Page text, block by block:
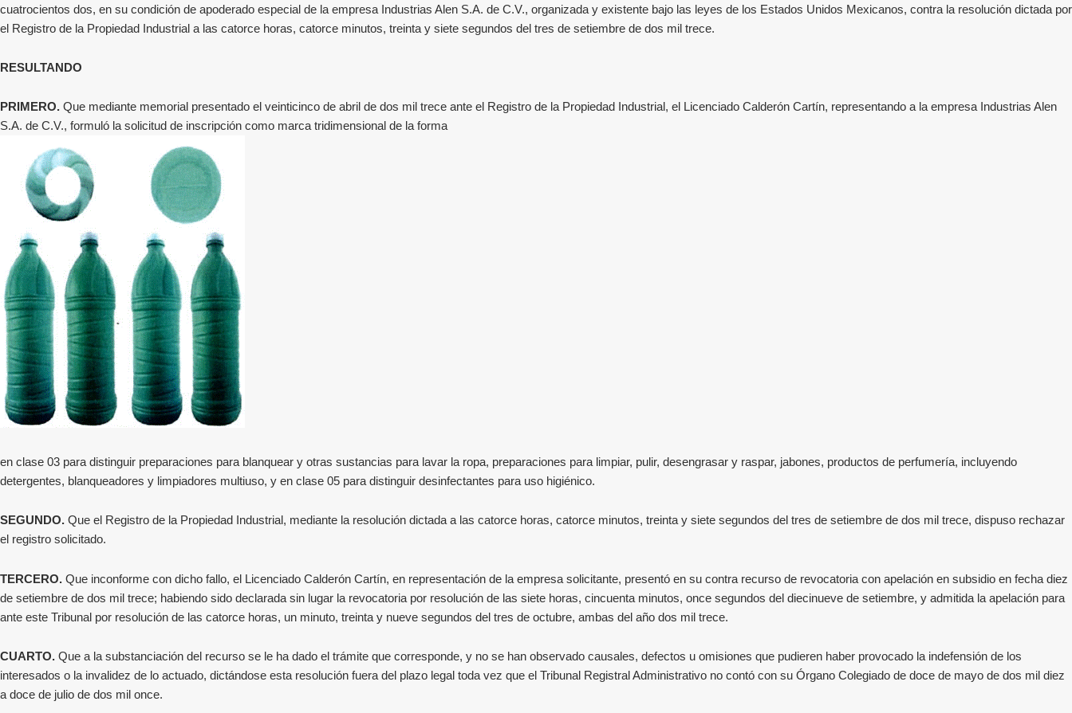
cuatrocientos dos, en su condición de apoderado especial de la empresa Industrias Alen S.A. de C.V., organizada y existente bajo las leyes de los Estados Unidos Mexicanos, contra la resolución dictada por
el Registro de la Propiedad Industrial a las catorce horas, catorce minutos, treinta y siete segundos del tres de setiembre de dos mil trece.
RESULTANDO
PRIMERO. Que mediante memorial presentado el veinticinco de abril de dos mil trece ante el Registro de la Propiedad Industrial, el Licenciado Calderón Cartín, representando a la empresa Industrias Alen
S.A. de C.V., formuló la solicitud de inscripción como marca tridimensional de la forma
en clase 03 para distinguir preparaciones para blanquear y otras sustancias para lavar la ropa, preparaciones para limpiar, pulir, desengrasar y raspar, jabones, productos de perfumería, incluyendo
detergentes, blanqueadores y limpiadores multiuso, y en clase 05 para distinguir desinfectantes para uso higiénico.
SEGUNDO. Que el Registro de la Propiedad Industrial, mediante la resolución dictada a las catorce horas, catorce minutos, treinta y siete segundos del tres de setiembre de dos mil trece, dispuso rechazar
el registro solicitado.
TERCERO. Que inconforme con dicho fallo, el Licenciado Calderón Cartín, en representación de la empresa solicitante, presentó en su contra recurso de revocatoria con apelación en subsidio en fecha diez
de setiembre de dos mil trece; habiendo sido declarada sin lugar la revocatoria por resolución de las siete horas, cincuenta minutos, once segundos del diecinueve de setiembre, y admitida la apelación para
ante este Tribunal por resolución de las catorce horas, un minuto, treinta y nueve segundos del tres de octubre, ambas del año dos mil trece.
CUARTO. Que a la substanciación del recurso se le ha dado el trámite que corresponde, y no se han observado causales, defectos u omisiones que pudieren haber provocado la indefensión de los
interesados o la invalidez de lo actuado, dictándose esta resolución fuera del plazo legal toda vez que el Tribunal Registral Administrativo no contó con su Órgano Colegiado de doce de mayo de dos mil diez
a doce de julio de dos mil once.